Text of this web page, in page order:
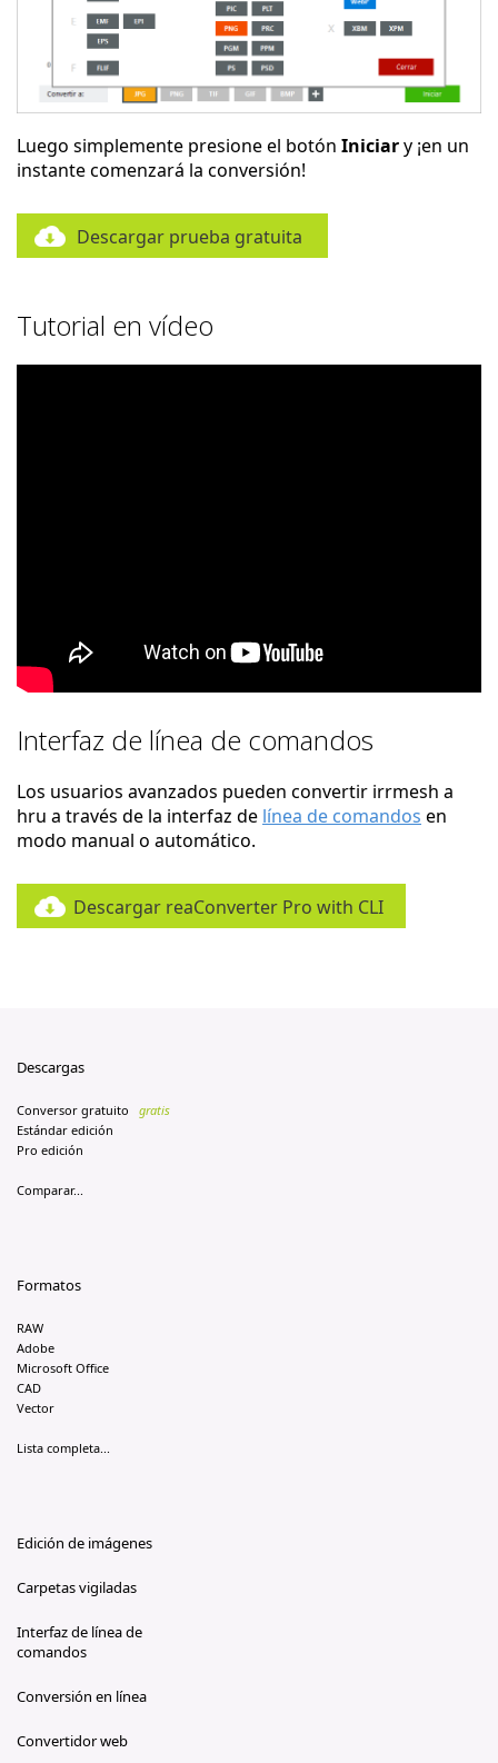
Luego simplemente presione el botón Iniciary ¡en un
instante comenzará la conversión!
Descargar prueba gratuita
Tutorial en vídeo
Interfaz de línea de comandos
Los usuarios avanzados pueden convertir irrmesh a
hru a través de la interfaz de línea de comandos en
modo manual o automático.
Descargar reaConverter Pro with CLI
Descargas
Conversor gratuito
gratis
Estándar edición
Pro edición
Comparar...
Formatos
RAW
Adobe
Microsoft Office
CAD
Vector
Lista completa...
Edición de imágenes
Carpetas vigiladas
Interfaz de línea de
comandos
Conversión en línea
Convertidor web